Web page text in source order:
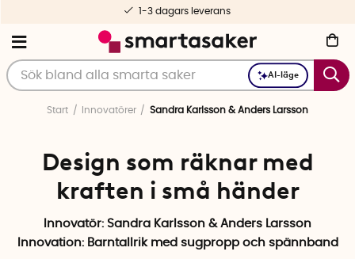
AI-läge
1-3 dagars leverans
Start Innovatörer Sandra Karlsson & Anders Larsson
Design som räknar med
kraften i små händer
Innovatör: Sandra Karlsson & Anders Larsson
Innovation: Barntallrik med sugpropp och spännband